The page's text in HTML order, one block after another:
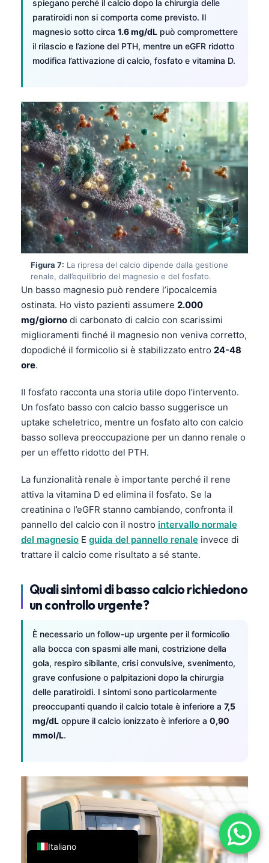
spiegano perché il calcio dopo la chirurgia delle
paratiroidi non si comporta come previsto. Il
magnesio sotto circa 1.6 mg/dL può compromettere
il rilascio e l’azione del PTH, mentre un eGFR ridotto
modifica l’attivazione di calcio, fosfato e vitamina D.
Figura 7: La ripresa del calcio dipende dalla gestione
renale, dall’equilibrio del magnesio e del fosfato.
Un basso magnesio può rendere l’ipocalcemia
ostinata. Ho visto pazienti assumere 2.000
mg/giorno di carbonato di calcio con scarissimi
miglioramenti finché il magnesio non veniva corretto,
dopodiché il formicolio si è stabilizzato entro 24-48
ore.
Il fosfato racconta una storia utile dopo l’intervento.
Un fosfato basso con calcio basso suggerisce un
uptake scheletrico, mentre un fosfato alto con calcio
basso solleva preoccupazione per un danno renale o
per un effetto ridotto del PTH.
La funzionalità renale è importante perché il rene
attiva la vitamina D ed elimina il fosfato. Se la
creatinina o l’eGFR stanno cambiando, confronta il
pannello del calcio con il nostro intervallo normale
del magnesio E guida del pannello renale invece di
trattare il calcio come risultato a sé stante.
Quali sintomi di basso calcio richiedono
un controllo urgente?
È necessario un follow-up urgente per il formicolio
alla bocca con spasmi alle mani, costrizione della
gola, respiro sibilante, crisi convulsive, svenimento,
grave confusione o palpitazioni dopo la chirurgia
delle paratiroidi. I sintomi sono particolarmente
preoccupanti quando il calcio totale è inferiore a 7,5
mg/dL oppure il calcio ionizzato è inferiore a 0,90
mmol/L.
Italiano
English
Deutsch
العربية
Español
Português
Ελληνικά
Türkçe
Română
فارسی
Български
Nederlands
हिन्दी
Bahasa Indonesia
Հայերեն
Српски језик
Svenska
Bosanski
Azərbaycan dili
日本語
Čeština
ქართული
Русский
Lietuvių kalba
Polski
한국어
Slovenščina
Magyar
Shqip
বাংলা
اردو
मराठी
ગુજરાતી
ಕನ್ನಡ
മലയാളം